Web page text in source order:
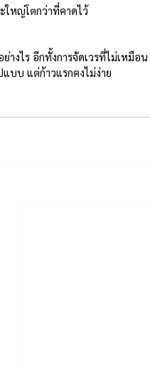
ใหญ่โตกว่าที่คาดไว้
างไร อีกทั้งการจัดเวรที่ไม่เหมือน
บบ แต่ก้าวแรกคงไม่ง่าย